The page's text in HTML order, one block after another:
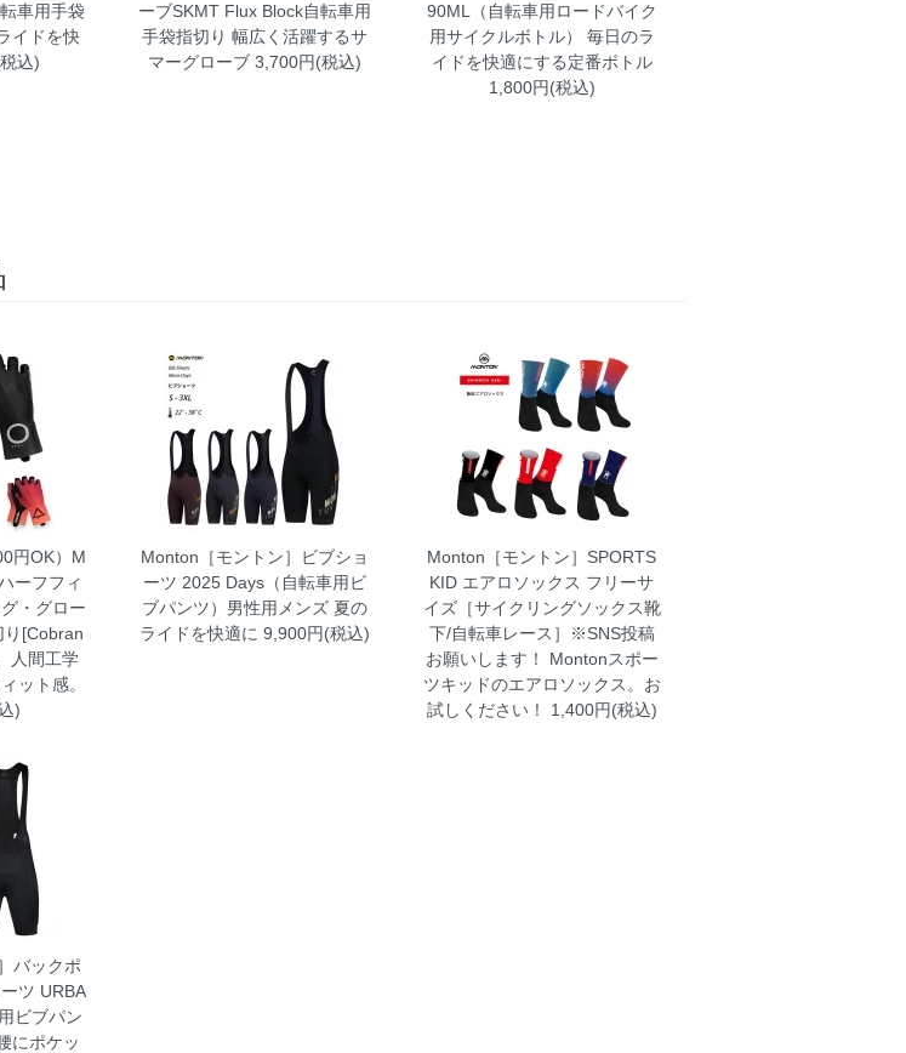
車用手袋
イドを快
込)
ーブSKMT Flux Block自転車用
手袋指切り 幅広く活躍するサ
マーグローブ 3,700円(税込)
90ML（自転車用ロードバイク
用サイクルボトル）
毎日のラ
イドを快適にする定番ボトル
1,800円(税込)
円OK）M
ーフフィ
・グロー
り[Cobran
人間工学
ット感。
)
Monton［モントン］ビブショ
ーツ 2025 Days（自転車用ビ
ブパンツ）男性用メンズ夏の
ライドを快適に 9,900円(税込)
Monton［モントン］SPORTS
KID エアロソックス フリーサ
イズ［サイクリングソックス靴
下/自転車レース］※SNS投稿
お願いします！
Montonスポー
ツキッドのエアロソックス。お
試しください！ 1,400円(税込)
バックポ
ツ URBA
ビブパン
にポケッ